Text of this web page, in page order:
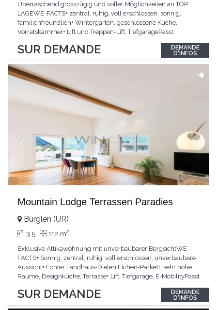
SUR DEMANDE
Überraschend grosszügig und voller Möglichkeiten an TOP
LAGEWE-FACTS+ zentral, ruhig, voll erschlossen, sonnig,
familienfreundlich+ Wintergarten, geschlossene Küche,
Vorratskammer+ Lift und Treppen-Lift, TiefgaragePasst
Wintergarten schaffen ein lichtdurchflutetes
Wunder.Interessiert? JETZT anrufen: +41 76 507 21 32
DEMANDE
D'INFOS
Mountain Lodge Terrassen Paradies
SUR DEMANDE
Bürglen (UR)
3.5 112 m2
Exklusive Attikawohnung mit unverbaubarer BergsichtWE-
FACTS+ Sonnig, zentral, ruhig, voll erschlossen, unverbaubare
Aussicht+ Echter Landhaus-Dielen Eichen-Parkett, sehr hohe
Räume, Designküche, Terrasse+ Lift, Tiefgarage, E-MobilityPasst
ArchitekturKLARTEXT: Grosszügig, sonnig und kompromisslos
hochwertig mit Logenplatz.Interessiert?...
DEMANDE
D'INFOS